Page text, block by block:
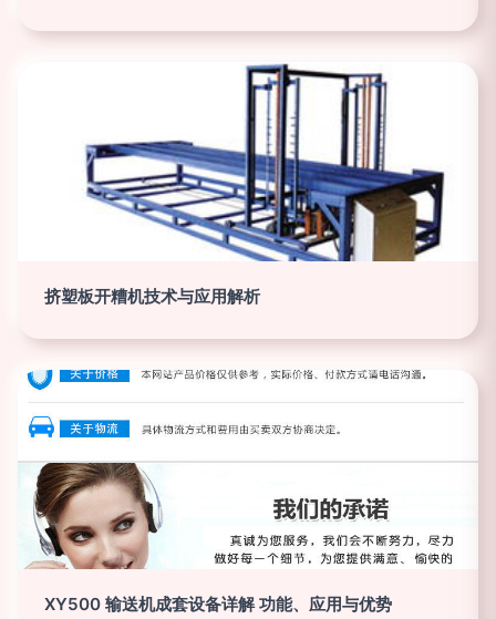
挤塑板开糟机技术与应用解析
XY500 输送机成套设备详解 功能、应用与优势